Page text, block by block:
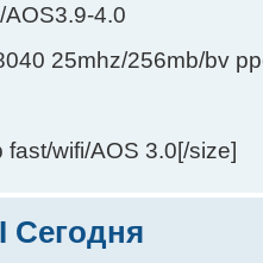
4.0
25mhz/256mb/bv
wifi/AOS 3.0[/size]
Сегодня